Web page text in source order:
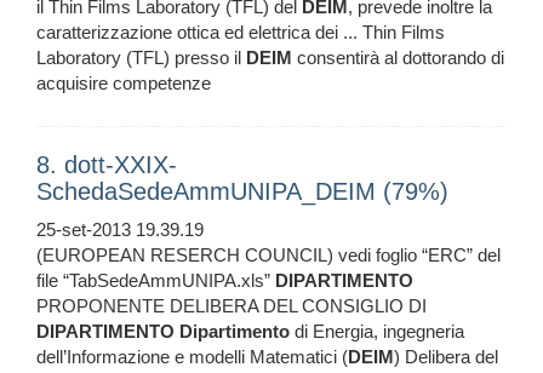
il Thin Films Laboratory (TFL) del DEIM , prevede inoltre la
caratterizzazione ottica ed elettrica dei ... Thin Films
Laboratory (TFL) presso il DEIM consentirà al dottorando di
acquisire competenze
8. dott-XXIX-
SchedaSedeAmmUNIPA_DEIM (79%)
25-set-2013 19.39.19
(EUROPEAN RESERCH COUNCIL) vedi foglio “ERC” del
file “TabSedeAmmUNIPA.xls” DIPARTIMENTO
PROPONENTE DELIBERA DEL CONSIGLIO DI
DIPARTIMENTO Dipartimento di Energia, ingegneria
dell’Informazione e modelli Matematici (DEIM) Delibera del